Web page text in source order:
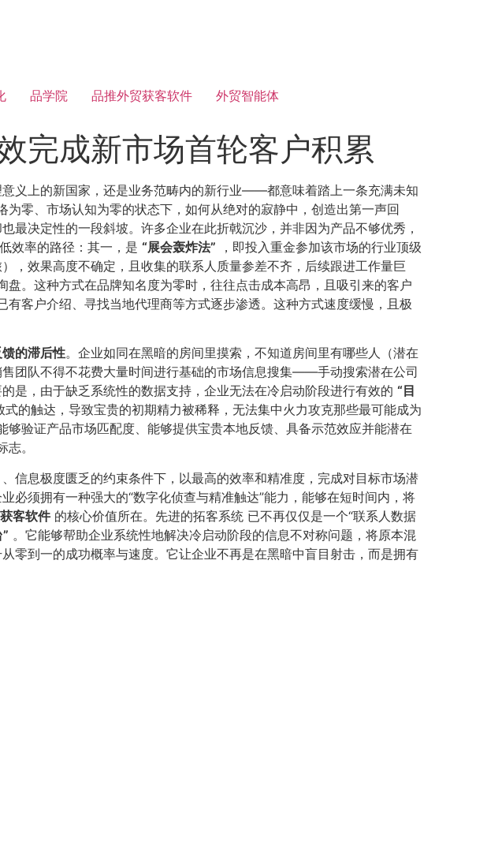
品学院 品推外贸获客软件 外贸智能体
完成新市场首轮客户积累
义上的新国家，还是业务范畴内的新行业——都意味着踏上一条充满未知
零、市场认知为零的状态下，如何从绝对的寂静中，创造出第一声回
决定性的一段斜坡。许多企业在此折戟沉沙，并非因为产品不够优秀，
效率的路径：其一，是 ​“展会轰炸法”​ ，即投入重金参加该市场的行业顶级
，效果高度不确定，且收集的联系人质量参差不齐，后续跟进工作量巨
。这种方式在品牌知名度为零时，往往点击成本高昂，且吸引来的客户
有客户介绍、寻找当地代理商等方式逐步渗透。这种方式速度缓慢，且极
的滞后性​。企业如同在黑暗的房间里摸索，不知道房间里有哪些人（潜在
团队不得不花费大量时间进行基础的市场信息搜集——手动搜索潜在公司
，由于缺乏系统性的数据支持，企业无法在冷启动阶段进行有效的 ​“目
的触达，导致宝贵的初期精力被稀释，无法集中火力攻克那些最可能成为
验证产品市场匹配度、能够提供宝贵本地反馈、具备示范效应并能潜在
。
信息极度匮乏的约束条件下，以最高的效率和精准度，完成对目标市场潜
必须拥有一种强大的“数字化侦查与精准触达”能力，能够在短时间内，将
客软件的核心价值所在。先进的拓客系统 已不再仅仅是一个“联系人数据
。它能够帮助企业系统性地解决冷启动阶段的信息不对称问题，将原本混
零到一的成功概率与速度。它让企业不再是在黑暗中盲目射击，而是拥有